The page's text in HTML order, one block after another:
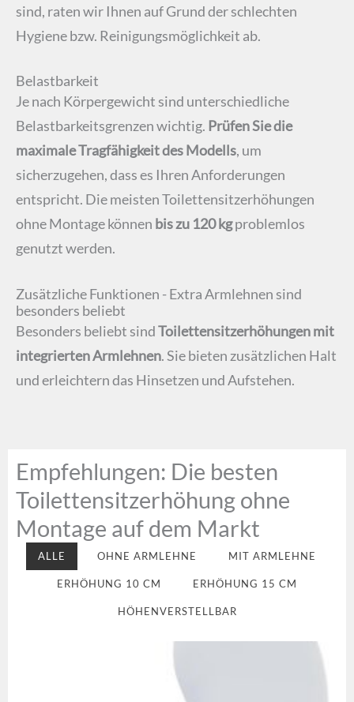
sind, raten wir Ihnen auf Grund der schlechten
Hygiene bzw. Reinigungsmöglichkeit ab.
Belastbarkeit
Je nach Körpergewicht sind unterschiedliche
Belastbarkeitsgrenzen wichtig. Prüfen Sie die
maximale Tragfähigkeit des Modells, um
sicherzugehen, dass es Ihren Anforderungen
entspricht. Die meisten Toilettensitzerhöhungen
ohne Montage können bis zu 120 kgproblemlos
genutzt werden.
Zusätzliche Funktionen - Extra Armlehnen sind
besonders beliebt
Besonders beliebt sindToilettensitzerhöhungen mit
integrierten Armlehnen. Sie bieten zusätzlichen Halt
und erleichtern das Hinsetzen und Aufstehen.
Empfehlungen: Die besten
Toilettensitzerhöhung ohne
Montage auf dem Markt
ALLE OHNE ARMLEHNE MIT ARMLEHNE
ERHÖHUNG 10 CM ERHÖHUNG 15 CM
HÖHENVERSTELLBAR